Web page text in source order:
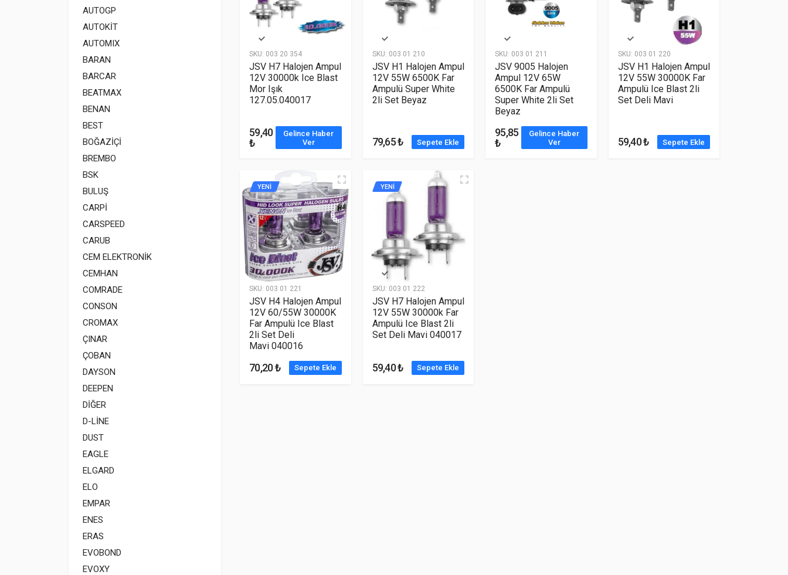
AUTOGP
AUTOKİT
AUTOMIX
BARAN
BARCAR
BEATMAX
BENAN
BEST
BOĞAZİÇİ
BREMBO
BSK
BULUŞ
CARPİ
CARSPEED
CARUB
CEM ELEKTRONİK
CEMHAN
COMRADE
CONSON
CROMAX
ÇINAR
ÇOBAN
DAYSON
DEEPEN
DİĞER
D-LİNE
DUST
EAGLE
ELGARD
ELO
EMPAR
ENES
ERAS
EVOBOND
EVOXY
SKU: 003 20 354
JSV H7 Halojen Ampul
12V 30000k Ice Blast
Mor Işık
127.05.040017
59,40
₺
Gelince Haber
Ver
SKU: 003 01 210
JSV H1 Halojen Ampul
12V 55W 6500K Far
Ampulü Super White
2li Set Beyaz
79,65 ₺ Sepete Ekle
SKU: 003 01 211
JSV 9005 Halojen
Ampul 12V 65W
6500K Far Ampulü
Super White 2li Set
Beyaz
95,85
₺
Gelince Haber
Ver
SKU: 003 01 220
JSV H1 Halojen Ampul
12V 55W 30000K Far
Ampulü Ice Blast 2li
Set Deli Mavi
59,40 ₺ Sepete Ekle
SKU: 003 01 221
YENİ
JSV H4 Halojen Ampul
12V 60/55W 30000K
Far Ampulü Ice Blast
2li Set Deli
Mavi 040016
70,20 ₺ Sepete Ekle
SKU: 003 01 222
YENİ
JSV H7 Halojen Ampul
12V 55W 30000k Far
Ampulü Ice Blast 2li
Set Deli Mavi 040017
59,40 ₺ Sepete Ekle